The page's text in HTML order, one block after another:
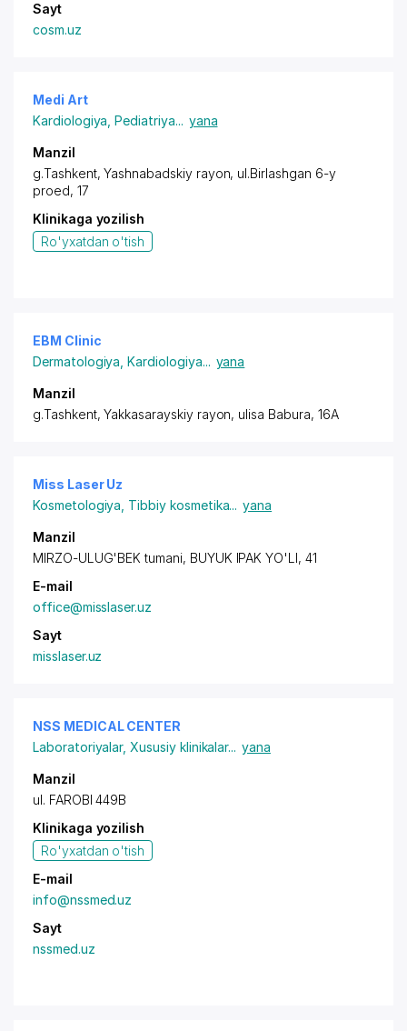
Sayt
cosm.uz
Medi Art
Kardiologiya ,Pediatriya... yana
Manzil
g.Tashkent,Yashnabadskiy rayon, ul.Birlashgan 6-y
proed, 17
Klinikaga yozilish
Ro'yxatdan o'tish
EBM Clinic
Dermatologiya ,Kardiologiya... yana
Manzil
g.Tashkent,Yakkasarayskiy rayon, ulisa Babura, 16A
Miss Laser Uz
Kosmetologiya Tibbiy kosmetika... yana
Manzil
MIRZO-ULUG'BEK tumani, BUYUK IPAK YO'LI, 41
E-mail
office@misslaser.uz
Sayt
misslaser.uz
NSS MEDICAL CENTER
Laboratoriyalar,Xususiy klinikalar... yana
Manzil
ul. FAROBI 449B
Klinikaga yozilish
Ro'yxatdan o'tish
E-mail
info@nssmed.uz
Sayt
nssmed.uz